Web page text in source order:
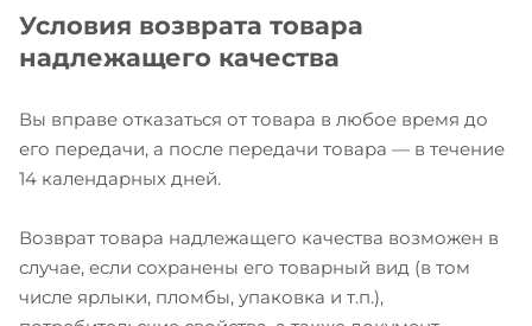
Условия возврата товара
надлежащего качества
Вы вправе отказаться от товара в любое время до
его передачи, а после передачи товара — в течение
14 календарных дней.
Возврат товара надлежащего качества возможен в
случае, если сохранены его товарный вид (в том
числе ярлыки, пломбы, упаковка и т.п.),